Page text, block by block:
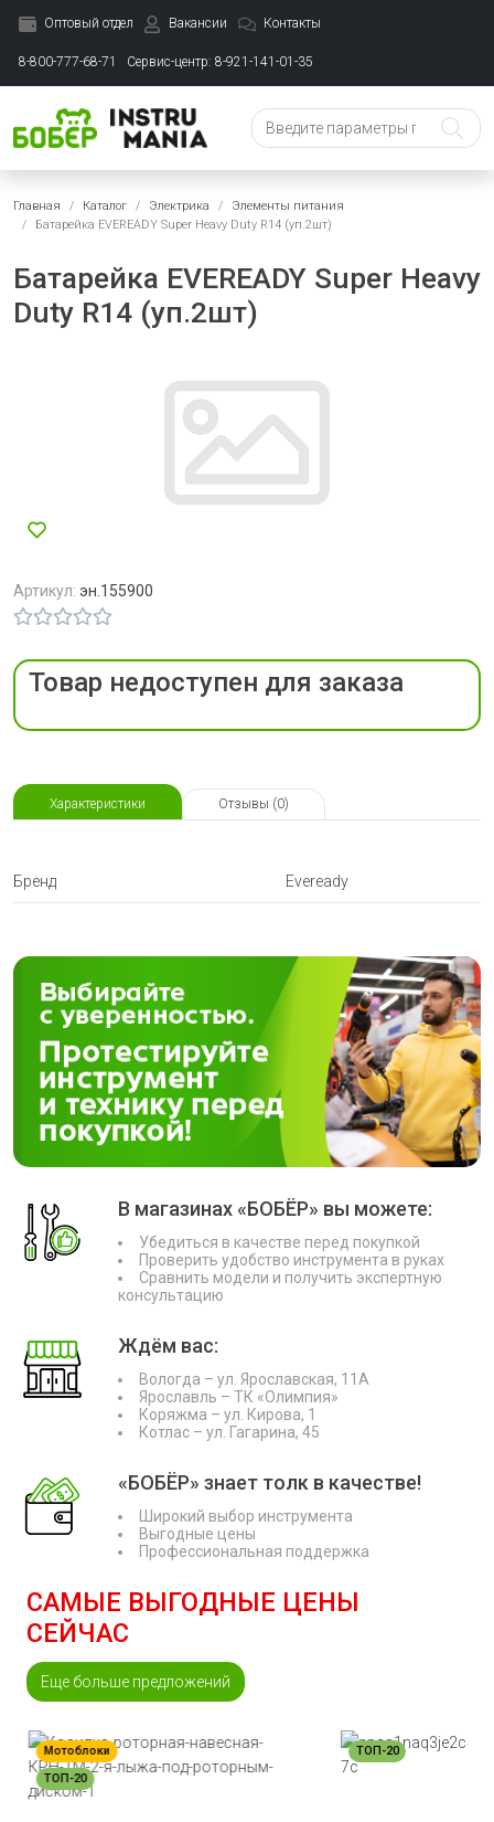
Оптовый отдел Вакансии Контакты
8-800-777-68-71 Сервис-центр: 8-921-141-01-35
Главная Каталог Электрика
Элементы питания
Батарейка EVEREADY Super Heavy Duty R14 (уп.2шт)
Батарейка EVEREADY Super Heavy
Duty R14 (уп.2шт)
Артикул: эн.155900
Товар недоступен для заказа
Характеристики Отзывы (0)
Бренд Eveready
В магазинах «БОБЁР» вы можете:
Убедиться в качестве перед покупкой
Проверить удобство инструмента в руках
Сравнить модели и получить экспертную
консультацию
Ждём вас:
Вологда – ул. Ярославская, 11А
Ярославль – ТК «Олимпия»
Коряжма – ул. Кирова, 1
Котлас – ул. Гагарина, 45
«БОБЁР» знает толк в качестве!
Широкий выбор инструмента
Выгодные цены
Профессиональная поддержка
САМЫЕ ВЫГОДНЫЕ ЦЕНЫ
СЕЙЧАС
Еще больше предложений
Мотоблоки
ТОП-20
ТОП-20